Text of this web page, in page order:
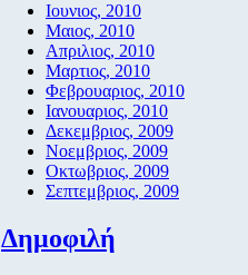
Ιουνιος, 2010
Μαιος, 2010
Απριλιος, 2010
Μαρτιος, 2010
Φεβρουαριος, 2010
Ιανουαριος, 2010
Δεκεμβριος, 2009
Νοεμβριος, 2009
Οκτωβριος, 2009
Σεπτεμβριος, 2009
Δημοφιλή